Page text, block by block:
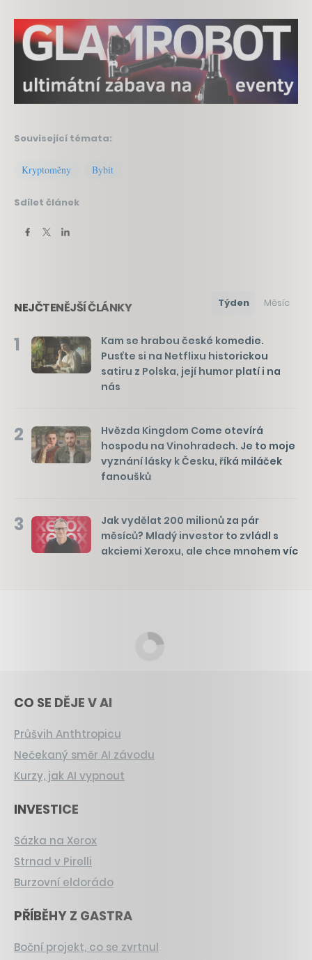
Související témata:
Kryptoměny Bybit
Sdílet článek
NEJČTENĚJŠÍ ČLÁNKY Týden Měsíc
1
Kam se hrabou české komedie.
Pusťte si na Netflixu historickou
satiru z Polska, její humor platí i na
nás
2
Hvězda Kingdom Come otevírá
hospodu na Vinohradech. Je to moje
vyznání lásky k Česku, říká miláček
fanoušků
3
Jak vydělat 200 milionů za pár
měsíců? Mladý investor to zvládl s
akciemi Xeroxu, ale chce mnohem víc
CO SE DĚJE V AI
Průšvih Anthtropicu
Nečekaný směr AI závodu
Kurzy, jak AI vypnout
INVESTICE
Sázka na Xerox
Strnad v Pirelli
Burzovní eldorádo
PŘÍBĚHY Z GASTRA
Boční projekt, co se zvrtnul